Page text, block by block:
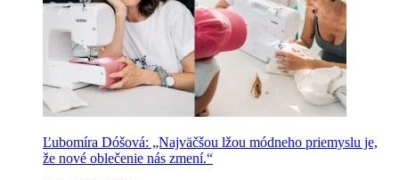
Ľubomíra Dóšová: „Najväčšou lžou módneho priemyslu je,
že nové oblečenie nás zmení.“